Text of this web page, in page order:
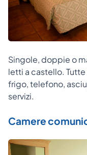
Singole, doppie o
letti a castello.
frigo, telefono,
servizi.
Camere